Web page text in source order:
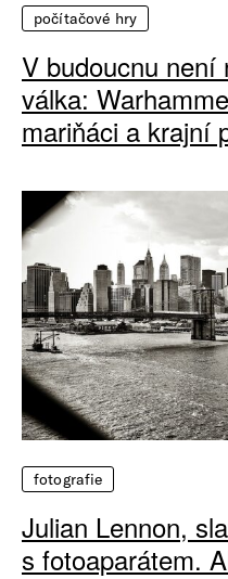
počítačové hry
V budoucnu není
válka:
mariňáci a krajní
fotografie
Julian Lennon,
s fotoaparátem.